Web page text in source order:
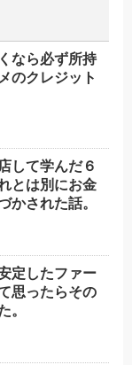
なら必ず所持
のクレジット
して学んだ６
とは別にお金
かされた話。
定したファー
思ったらその
。